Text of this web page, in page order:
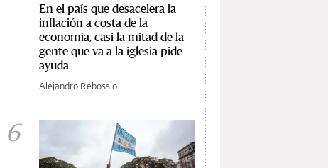
En el país que desacelera la
inflación a costa de la
economía, casi la mitad de la
gente que va a la iglesia pide
ayuda
Alejandro Rebossio
6